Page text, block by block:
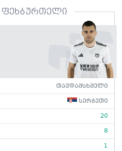
ფეხბურთელი
თავდამსხმელი
სერბეთი
20
8
1